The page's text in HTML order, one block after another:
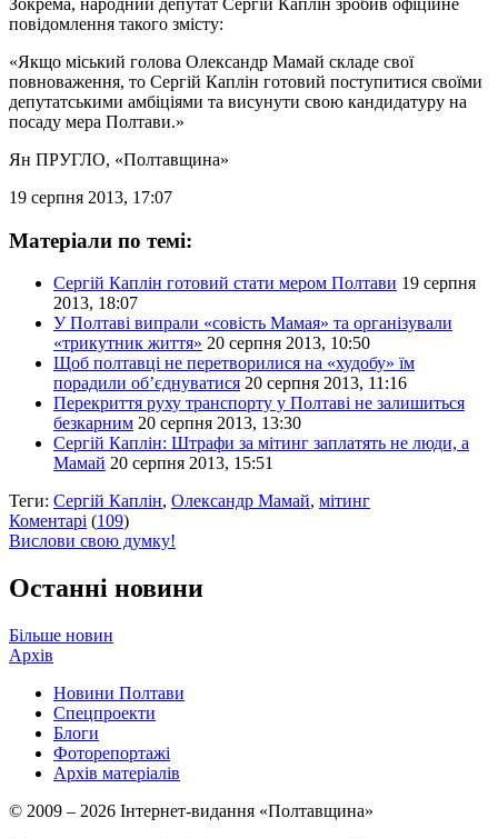
повідомлення такого змісту:
«Якщо міський голова Олександр Мамай складе свої
повноваження, то Сергій Каплін готовий поступитися своїми
депутатськими амбіціями та висунути свою кандидатуру на
посаду мера Полтави.»
Ян ПРУГЛО, «Полтавщина»
19 серпня 2013, 17:07
Матеріали по темі:
Cергій Каплін готовий стати мером Полтави 19 серпня
2013, 18:07
У Полтаві випрали «совість Мамая» та організували
«трикутник життя» 20 серпня 2013, 10:50
Щоб полтавці не перетворилися на «худобу» їм
порадили об’єднуватися 20 серпня 2013, 11:16
Перекриття руху транспорту у Полтаві не залишиться
безкарним 20 серпня 2013, 13:30
Сергій Каплін: Штрафи за мітинг заплатять не люди, а
Мамай 20 серпня 2013, 15:51
Теги: Сергій Каплін, Олександр Мамай, мітинг
Коментарі (109)
Вислови свою думку!
Останні новини
Більше новин
Архів
Новини Полтави
Спецпроекти
Блоги
Фоторепортажі
Архів матеріалів
© 2009 – 2026 Інтернет-видання «Полтавщина»